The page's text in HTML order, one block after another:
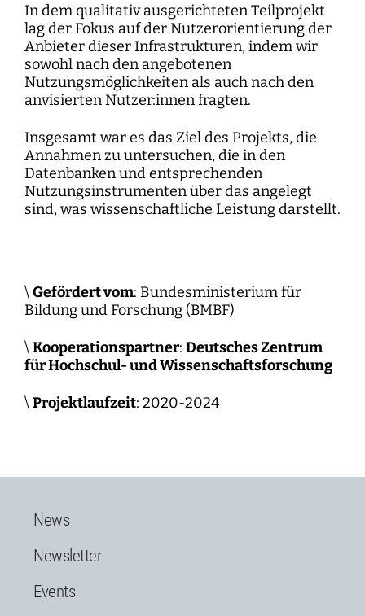
In dem qualitativ ausgerichteten Teilprojekt
lag der Fokus auf der Nutzerorientierung der
Anbieter dieser Infrastrukturen, indem wir
sowohl nach den angebotenen
Nutzungsmöglichkeiten als auch nach den
anvisierten Nutzer:innen fragten.
Insgesamt war es das Ziel des Projekts, die
Annahmen zu untersuchen, die in den
Datenbanken und entsprechenden
Nutzungsinstrumenten über das angelegt
sind, was wissenschaftliche Leistung darstellt.
\Gefördert vom: Bundesministerium für
Bildung und Forschung (BMBF)
\Kooperationspartner: Deutsches Zentrum
für Hochschul- und Wissenschaftsforschung
\Projektlaufzeit: 2020-2024
News
Newsletter
Events